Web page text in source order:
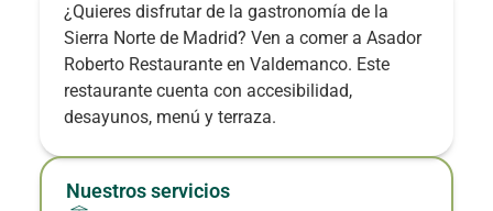
¿Quieres disfrutar de la gastronomía de la
Sierra Norte de Madrid? Ven a comer a Asador
Roberto Restaurante en Valdemanco. Este
restaurante cuenta con accesibilidad,
desayunos, menú y terraza.
Nuestros servicios